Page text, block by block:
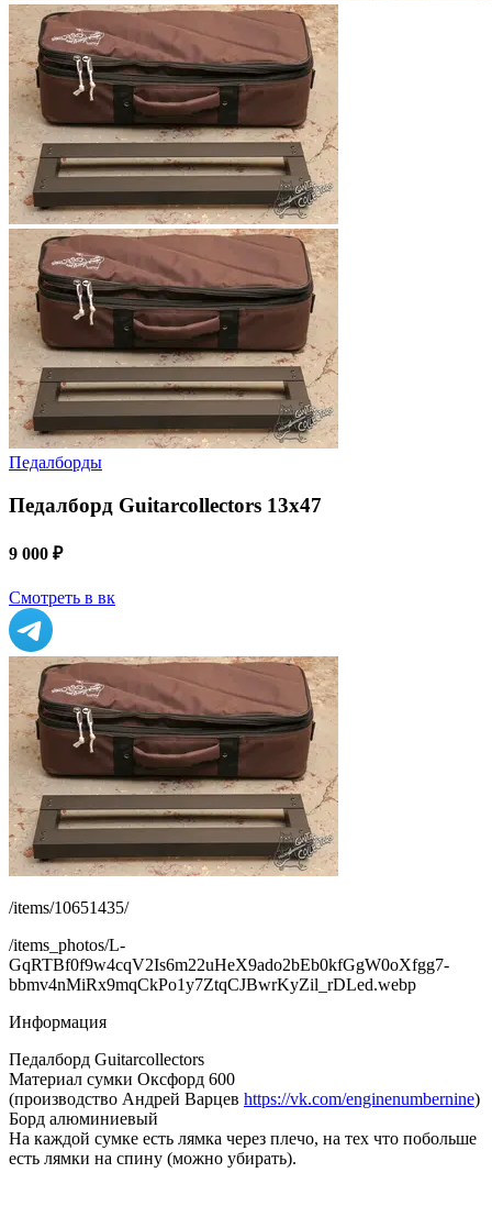
Педалборды
Педалборд Guitarcollectors 13х47
9 000 ₽
Смотреть в вк
/items/10651435/
/items_photos/L-
GqRTBf0f9w4cqV2Is6m22uHeX9ado2bEb0kfGgW0oXfgg7-
bbmv4nMiRx9mqCkPo1y7ZtqCJBwrKyZil_rDLed.webp
Информация
Педалборд Guitarcollectors
Материал сумки Оксфорд 600
(производство Андрей Варцев https://vk.com/enginenumbernine)
Борд алюминиевый
На каждой сумке есть лямка через плечо, на тех что побольше
есть лямки на спину (можно убирать).